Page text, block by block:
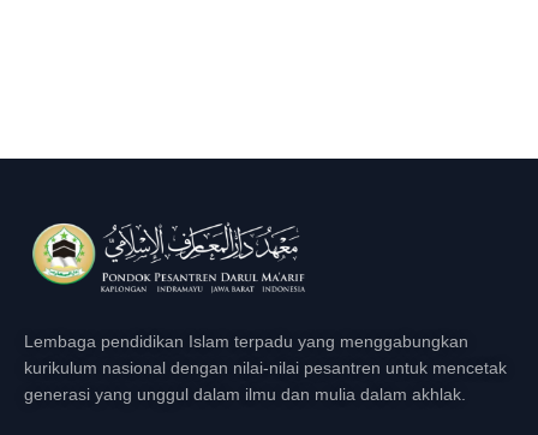
Lembaga pendidikan Islam terpadu yang menggabungkan
kurikulum nasional dengan nilai-nilai pesantren untuk mencetak
generasi yang unggul dalam ilmu dan mulia dalam akhlak.